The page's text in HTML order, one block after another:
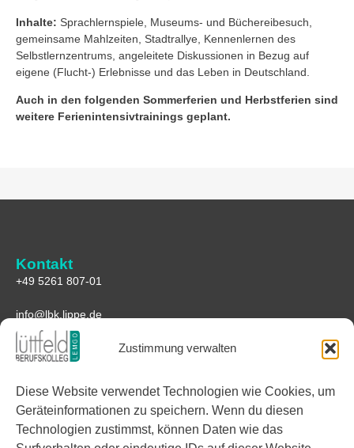
Zustimmung verwalten
Diese Website verwendet Technologien wie Cookies, um
Geräteinformationen zu speichern. Wenn du diesen
Technologien zustimmst, können Daten wie das
Inhalte: Sprachlernspiele, Museums- und Büchereibesuch,
gemeinsame Mahlzeiten, Stadtrallye, Kennenlernen des
Selbstlernzentrums, angeleitete Diskussionen in Bezug auf
eigene (Flucht-) Erlebnisse und das Leben in Deutschland.
Auch in den folgenden Sommerferien und Herbstferien sind
weitere Ferienintensivtrainings geplant.
Kontakt
+49 5261 807-01
info@lbk.lippe.de
Anfahrt
Lüttfeld 1
32657 Lemgo
Google Maps